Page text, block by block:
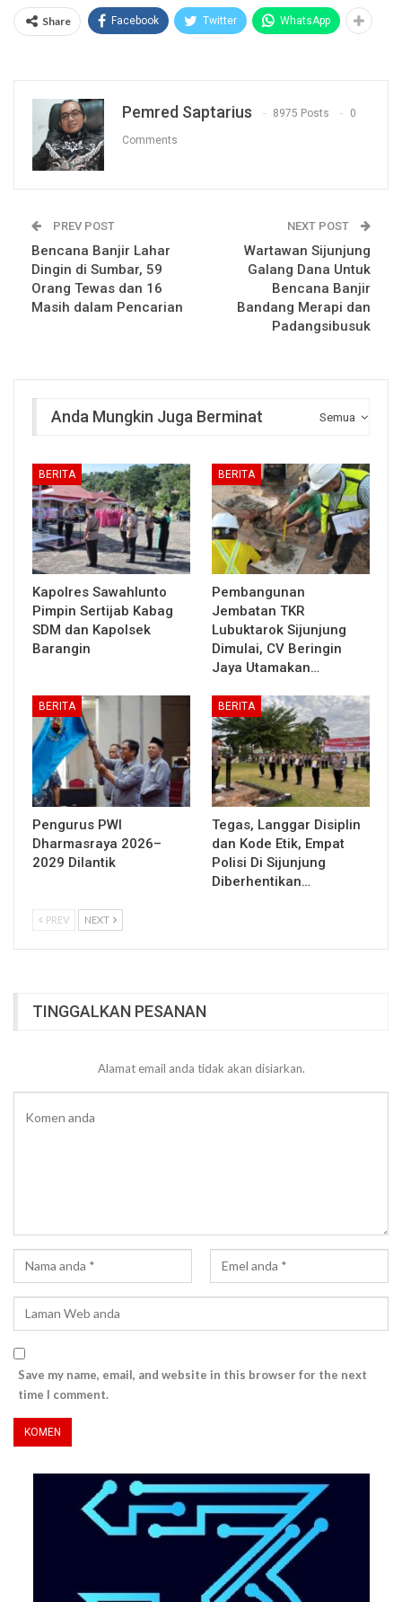
Share Facebook Twitter WhatsApp
Pemred Saptarius 8975 Posts 0
Comments
PREV POST
Bencana Banjir Lahar
Dingin di Sumbar, 59
Orang Tewas dan 16
Masih dalam Pencarian
NEXT POST
Wartawan Sijunjung
Galang Dana Untuk
Bencana Banjir
Bandang Merapi dan
Padangsibusuk
Semua
Anda Mungkin Juga Berminat
BERITA
Kapolres Sawahlunto
Pimpin Sertijab Kabag
SDM dan Kapolsek
Barangin
BERITA
Pembangunan
Jembatan TKR
Lubuktarok Sijunjung
Dimulai, CV Beringin
Jaya Utamakan…
BERITA
Pengurus PWI
Dharmasraya 2026–
2029 Dilantik
BERITA
Tegas, Langgar Disiplin
dan Kode Etik, Empat
Polisi Di Sijunjung
Diberhentikan…
PREV NEXT
TINGGALKAN PESANAN
Alamat email anda tidak akan disiarkan.
Save my name, email, and website in this browser for the next
time I comment.